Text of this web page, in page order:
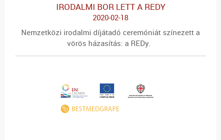
IRODALMI BOR LETT A REDY
2020-02-18
Nemzetközi irodalmi díjátadó ceremóniát színezett a
vörös házasítás: a REDy.